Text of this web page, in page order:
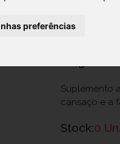
preferências
Suplemento
cansaço e a
Stock:0 Un.